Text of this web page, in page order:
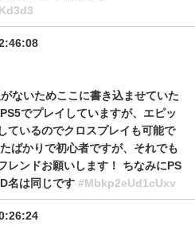
ないためここに書き込ませていた
でプレイしていますが、エピッ
ているのでクロスプレイも可能で
ばかりで初心者ですが、それでも
レンドお願いします！ ちなみにPS
名は同じです #Mbkp2eUd1cUxv